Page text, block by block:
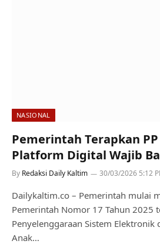
NASIONAL
Pemerintah Terapkan PP
Platform Digital Wajib
By Redaksi Daily Kaltim 30/03/2026 5:12
Dailykaltim.co – Pemerintah mulai
Pemerintah Nomor 17 Tahun 2025
Penyelenggaraan Sistem Elektronik
Anak…